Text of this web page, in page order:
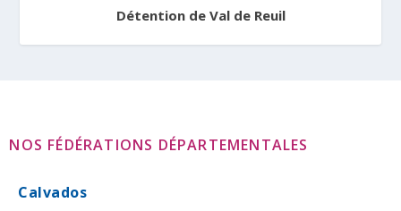
Détention de Val de Reuil
NOS FÉDÉRATIONS DÉPARTEMENTALES
Calvados